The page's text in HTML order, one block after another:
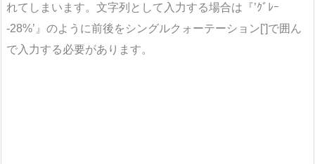
れてしまいます。文字列として入力する場合は『’ｸﾞﾚｰ
-28%’』のように前後をシングルクォーテーション[']で囲ん
で入力する必要があります。